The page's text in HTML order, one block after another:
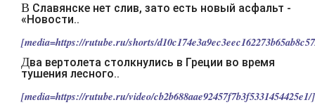
В Славянске нет слив, зато есть новый асфальт -
«Новости..
[media=https://rutube.ru/shorts/
Два вертолета столкнулись в Греции во время
тушения лесного..
[media=https://rutube.ru/video/